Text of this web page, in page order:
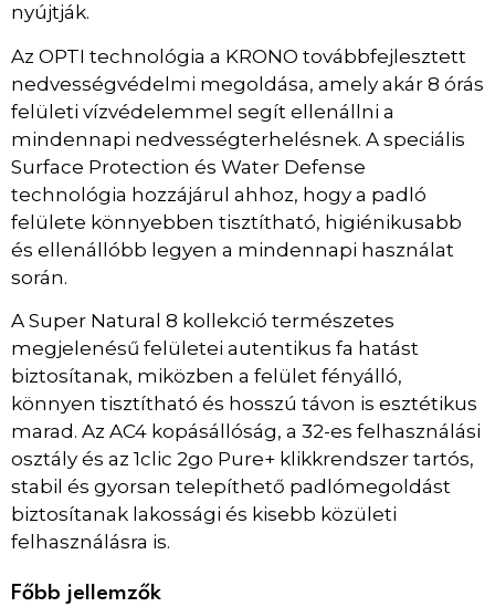
nyújtják.
Az OPTI technológia a KRONO továbbfejlesztett
nedvességvédelmi megoldása, amely akár 8 órás
felületi vízvédelemmel segít ellenállni a
mindennapi nedvességterhelésnek. A speciális
Surface Protection és Water Defense
technológia hozzájárul ahhoz, hogy a padló
felülete könnyebben tisztítható, higiénikusabb
és ellenállóbb legyen a mindennapi használat
során.
A Super Natural 8 kollekció természetes
megjelenésű felületei autentikus fa hatást
biztosítanak, miközben a felület fényálló,
könnyen tisztítható és hosszú távon is esztétikus
marad. Az AC4 kopásállóság, a 32-es felhasználási
osztály és az 1clic 2go Pure+ klikkrendszer tartós,
stabil és gyorsan telepíthető padlómegoldást
biztosítanak lakossági és kisebb közületi
felhasználásra is.
Főbb jellemzők